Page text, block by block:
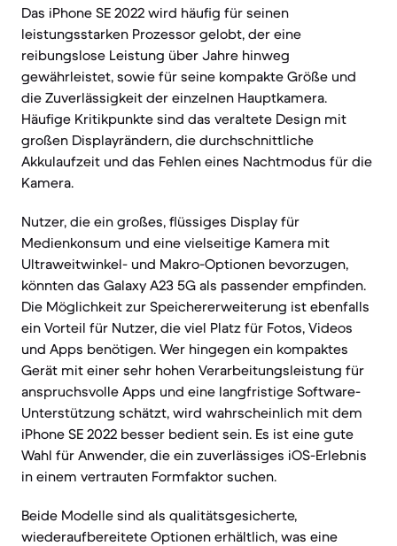
Das iPhone SE 2022 wird häufig für seinen
leistungsstarken Prozessor gelobt, der eine
reibungslose Leistung über Jahre hinweg
gewährleistet, sowie für seine kompakte Größe und
die Zuverlässigkeit der einzelnen Hauptkamera.
Häufige Kritikpunkte sind das veraltete Design mit
großen Displayrändern, die durchschnittliche
Akkulaufzeit und das Fehlen eines Nachtmodus für die
Kamera.
Nutzer, die ein großes, flüssiges Display für
Medienkonsum und eine vielseitige Kamera mit
Ultraweitwinkel- und Makro-Optionen bevorzugen,
könnten das Galaxy A23 5G als passender empfinden.
Die Möglichkeit zur Speichererweiterung ist ebenfalls
ein Vorteil für Nutzer, die viel Platz für Fotos, Videos
und Apps benötigen. Wer hingegen ein kompaktes
Gerät mit einer sehr hohen Verarbeitungsleistung für
anspruchsvolle Apps und eine langfristige Software-
Unterstützung schätzt, wird wahrscheinlich mit dem
iPhone SE 2022 besser bedient sein. Es ist eine gute
Wahl für Anwender, die ein zuverlässiges iOS-Erlebnis
in einem vertrauten Formfaktor suchen.
Beide Modelle sind als qualitätsgesicherte,
wiederaufbereitete Optionen erhältlich, was eine